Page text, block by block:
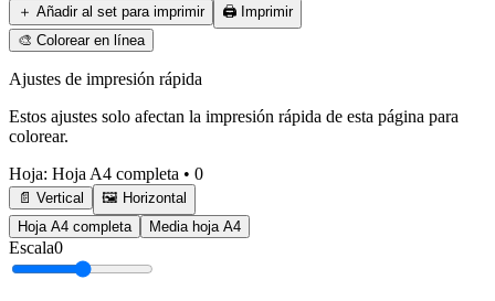
＋ Añadir al set para imprimir 🖨️ Imprimir
🎨 Colorear en línea
Ajustes de impresión rápida
Estos ajustes solo afectan la impresión rápida de esta página para
colorear.
Hoja: Hoja A4 completa • 0
📄 Vertical
🖼️ Horizontal
Hoja A4 completa
Media hoja A4
Escala0